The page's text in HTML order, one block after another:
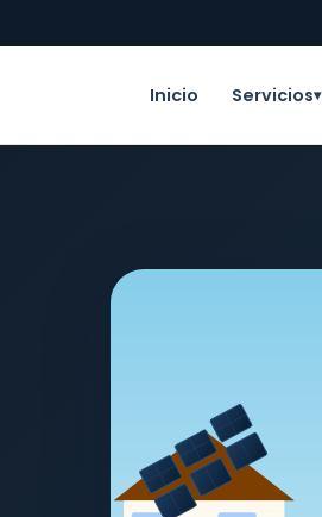
Inicio Servicios▾